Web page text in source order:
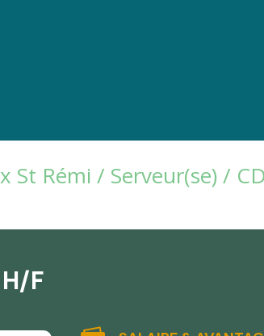
St Rémi / Serveur(se) /
H/F